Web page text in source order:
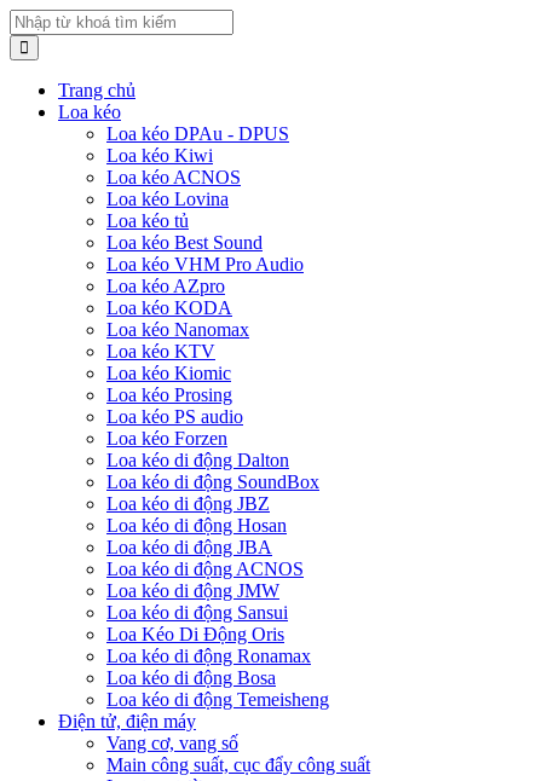
Trang chủ
Loa kéo
Loa kéo DPAu - DPUS
Loa kéo Kiwi
Loa kéo ACNOS
Loa kéo Lovina
Loa kéo tủ
Loa kéo Best Sound
Loa kéo VHM Pro Audio
Loa kéo AZpro
Loa kéo KODA
Loa kéo Nanomax
Loa kéo KTV
Loa kéo Kiomic
Loa kéo Prosing
Loa kéo PS audio
Loa kéo Forzen
Loa kéo di động Dalton
Loa kéo di động SoundBox
Loa kéo di động JBZ
Loa kéo di động Hosan
Loa kéo di động JBA
Loa kéo di động ACNOS
Loa kéo di động JMW
Loa kéo di động Sansui
Loa Kéo Di Động Oris
Loa kéo di động Ronamax
Loa kéo di động Bosa
Loa kéo di động Temeisheng
Điện tử, điện máy
Vang cơ, vang số
Main công suất, cục đẩy công suất